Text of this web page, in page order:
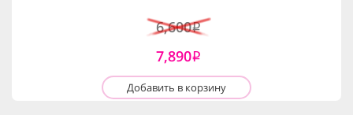
6,600i
7,890i
Добавить в корзину